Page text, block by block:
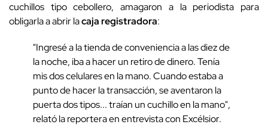
cuchillos tipo cebollero, amagaron a la periodista para
obligarla a abrir lacaja registradora:
"Ingresé a la tienda de conveniencia a las diez de
la noche, iba a hacer un retiro de dinero. Tenía
mis dos celulares en la mano. Cuando estaba a
punto de hacer la transacción, se aventaron la
puerta dos tipos... traían un cuchillo en la mano",
relató la reportera en entrevista con Excélsior.